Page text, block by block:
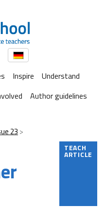
Inspire
Understand
Author guidelines
23
TEACH
ARTICLE